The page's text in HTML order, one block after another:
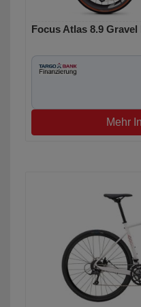
Focus Atlas 8.9 Gravel
Mehr